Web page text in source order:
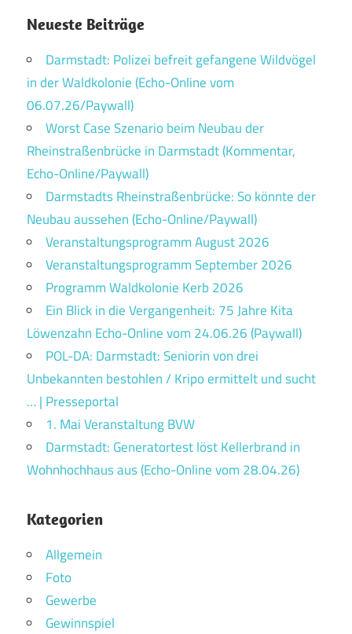
Neueste Beiträge
Darmstadt: Polizei befreit gefangene Wildvögel
in der Waldkolonie (Echo-Online vom
06.07.26/Paywall)
Worst Case Szenario beim Neubau der
Rheinstraßenbrücke in Darmstadt (Kommentar,
Echo-Online/Paywall)
Darmstadts Rheinstraßenbrücke: So könnte der
Neubau aussehen (Echo-Online/Paywall)
Veranstaltungsprogramm August 2026
Veranstaltungsprogramm September 2026
Programm Waldkolonie Kerb 2026
Ein Blick in die Vergangenheit: 75 Jahre Kita
Löwenzahn Echo-Online vom 24.06.26 (Paywall)
POL-DA: Darmstadt: Seniorin von drei
Unbekannten bestohlen / Kripo ermittelt und sucht
… | Presseportal
1. Mai Veranstaltung BVW
Darmstadt: Generatortest löst Kellerbrand in
Wohnhochhaus aus (Echo-Online vom 28.04.26)
Kategorien
Allgemein
Foto
Gewerbe
Gewinnspiel